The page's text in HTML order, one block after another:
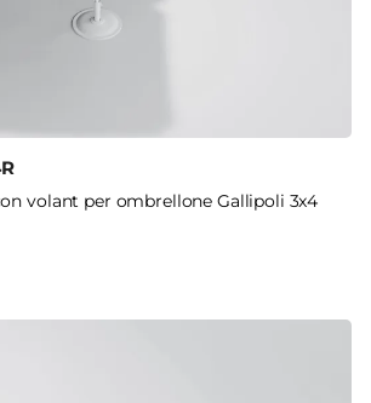
volant per ombrellone Gallipoli 3x4